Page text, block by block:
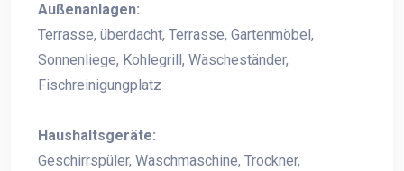
Außenanlagen:
Terrasse, überdacht, Terrasse, Gartenmöbel,
Sonnenliege, Kohlegrill, Wäscheständer,
Fischreinigungplatz
Haushaltsgeräte:
Geschirrspüler, Waschmaschine, Trockner,